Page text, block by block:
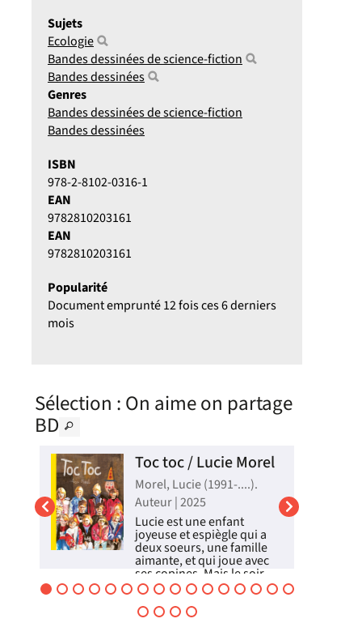
Sujets
Ecologie
Bandes dessinées de science-fiction
Bandes dessinées
Genres
Bandes dessinées de science-fiction
Bandes dessinées
ISBN
978-2-8102-0316-1
EAN
9782810203161
EAN
9782810203161
Popularité
Document emprunté 12 fois ces 6 derniers
mois
Sélection : On aime on partage
BD
Toc toc / Lucie Morel
Morel, Lucie (1991-....).
Auteur | 2025
Lucie est une enfant
joyeuse et espiègle qui a
deux soeurs, une famille
aimante, et qui joue avec
ses copines. Mais le soir,
elle doit allumer et
éteindre la lumière de sa
chambre une trentaine de